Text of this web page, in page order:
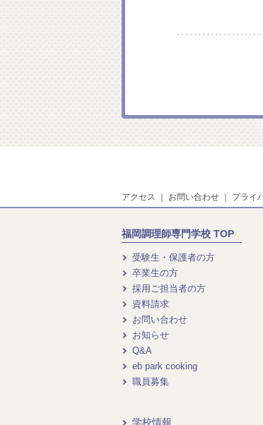
アクセス お問い合わせ プライ
福岡調理師専門学校 TOP
受験生・保護者の方
卒業生の方
採用ご担当者の方
資料請求
お問い合わせ
お知らせ
Q&A
eb park cooking
職員募集
学校情報